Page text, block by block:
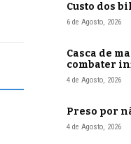
Custo dos
6 de Agosto, 2026
Casca de
combater
4 de Agosto, 2026
Preso por
4 de Agosto, 2026